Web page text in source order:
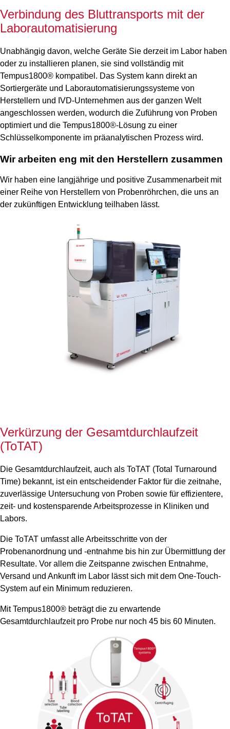
Verbindung des Bluttransports mit der
Laborautomatisierung
Unabhängig davon, welche Geräte Sie derzeit im Labor haben
oder zu installieren planen, sie sind vollständig mit
Tempus1800® kompatibel. Das System kann direkt an
Sortiergeräte und Laborautomatisierungssysteme von
Herstellern und IVD-Unternehmen aus der ganzen Welt
angeschlossen werden, wodurch die Zuführung von Proben
optimiert und die Tempus1800®-Lösung zu einer
Schlüsselkomponente im präanalytischen Prozess wird.
Wir arbeiten eng mit den Herstellern zusammen
Wir haben eine langjährige und positive Zusammenarbeit mit
einer Reihe von Herstellern von Probenröhrchen, die uns an
der zukünftigen Entwicklung teilhaben lässt.
Verkürzung der Gesamtdurchlaufzeit
(ToTAT)
Die Gesamtdurchlaufzeit, auch als ToTAT (Total Turnaround
Time) bekannt, ist ein entscheidender Faktor für die zeitnahe,
zuverlässige Untersuchung von Proben sowie für effizientere,
zeit- und kostensparende Arbeitsprozesse in Kliniken und
Labors.
Die ToTAT umfasst alle Arbeitsschritte von der
Probenanordnung und -entnahme bis hin zur Übermittlung der
Resultate. Vor allem die Zeitspanne zwischen Entnahme,
Versand und Ankunft im Labor lässt sich mit dem One-Touch-
System auf ein Minimum reduzieren.
Mit Tempus1800® beträgt die zu erwartende
Gesamtdurchlaufzeit pro Probe nur noch 45 bis 60 Minuten.